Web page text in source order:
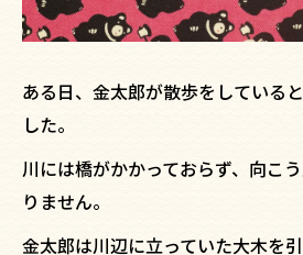
ある日、金太郎が散歩をしている
した。
川には橋がかかっておらず、向こ
りません。
金太郎は川辺に立っていた大木を